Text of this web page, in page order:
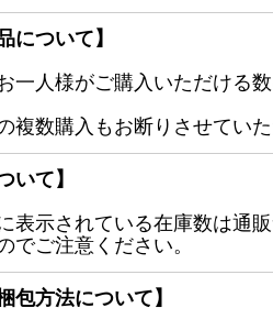
について】
一人様がご購入いただける
複数購入もお断りさせていた
いて】
表示されている在庫数は通
でご注意ください。
包方法について】